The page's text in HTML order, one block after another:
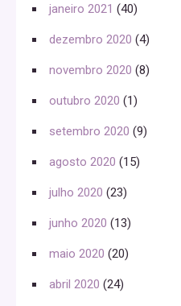
janeiro 2021 (40)
dezembro 2020 (4)
novembro 2020 (8)
outubro 2020 (1)
setembro 2020 (9)
agosto 2020 (15)
julho 2020 (23)
junho 2020 (13)
maio 2020 (20)
abril 2020 (24)